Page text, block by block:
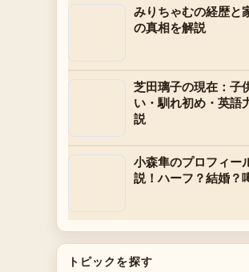
みりちゃむの経歴と
の真相を解説
芝田璃子の現在：子
い・馴れ初め・英語
説
小森隼のプロフィー
説！ハーフ？結婚？
トピックを探す